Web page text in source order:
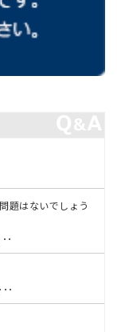
題はないでしょう
･
･